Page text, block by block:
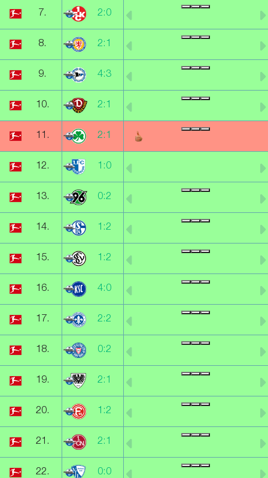
7. 2:0
8. 2:1
9. 4:3
10. 2:1
11. 2:1
12. 1:0
13. 0:2
14. 1:2
15. 1:2
16. 4:0
17. 2:2
18. 0:2
19. 2:1
20. 1:2
21. 2:1
22. 0:0